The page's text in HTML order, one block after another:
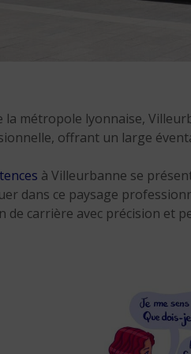
la métropole lyonnaise,
offrant un large
à Villeurbanne se
dans ce paysage
de carrière avec précision et